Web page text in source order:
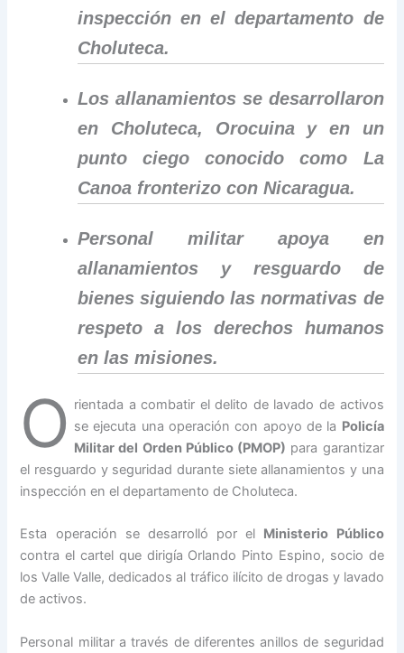
inspección en el departamento de
Choluteca.
Los allanamientos se desarrollaron
en Choluteca, Orocuina y en un
punto ciego conocido como La
Canoa fronterizo con Nicaragua.
Personal militar apoya en
allanamientos y resguardo de
bienes siguiendo las normativas de
respeto a los derechos humanos
en las misiones.
O rientada a combatir el delito de lavado de activos
se ejecuta una operación con apoyo de la Policía
Militar del Orden Público (PMOP) para garantizar
el resguardo y seguridad durante siete allanamientos y una
inspección en el departamento de Choluteca.
Esta operación se desarrolló por el Ministerio Público
contra el cartel que dirigía Orlando Pinto Espino, socio de
los Valle Valle, dedicados al tráfico ilícito de drogas y lavado
de activos.
Personal militar a través de diferentes anillos de seguridad